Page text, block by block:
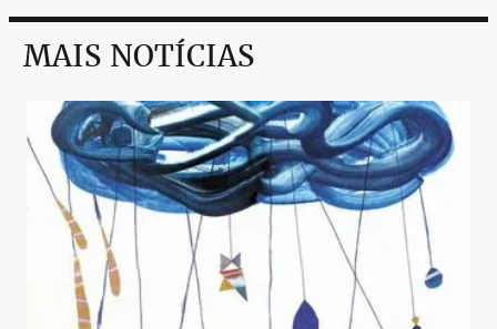
MAIS NOTÍCIAS